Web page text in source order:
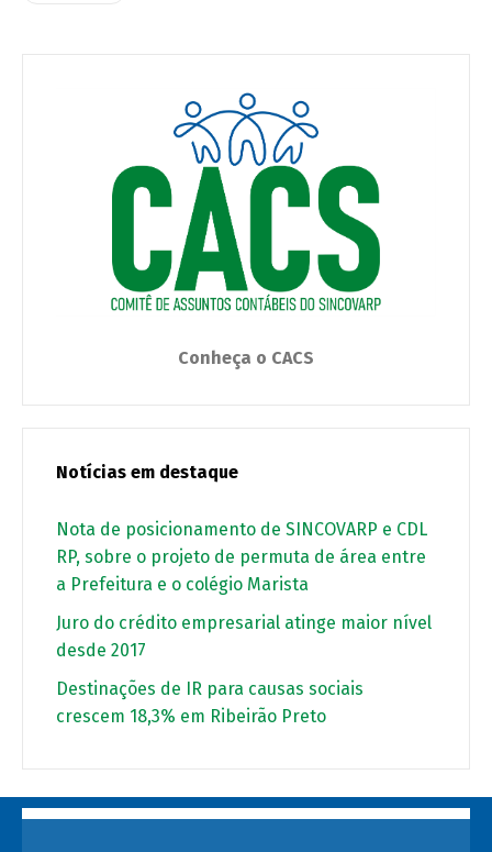
Conheça o CACS
Notícias em destaque
Nota de posicionamento de SINCOVARP e CDL
RP, sobre o projeto de permuta de área entre
a Prefeitura e o colégio Marista
Juro do crédito empresarial atinge maior nível
desde 2017
Destinações de IR para causas sociais
crescem 18,3% em Ribeirão Preto